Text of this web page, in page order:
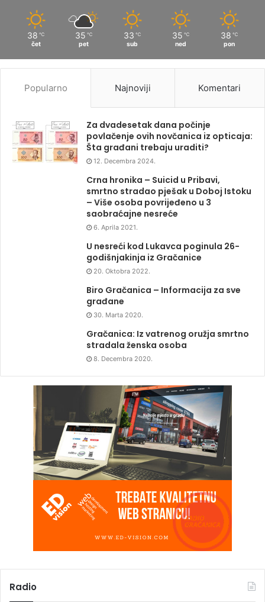
38 ℃
čet
35 ℃
pet
33 ℃
sub
35 ℃
ned
38 ℃
pon
Popularno Najnoviji Komentari
Za dvadesetak dana počinje
povlačenje ovih novčanica iz opticaja:
Šta građani trebaju uraditi?
12. Decembra 2024.
Crna hronika – Suicid u Pribavi,
smrtno stradao pješak u Doboj Istoku
– Više osoba povrijeđeno u 3
saobraćajne nesreće
6. Aprila 2021.
U nesreći kod Lukavca poginula 26-
godišnjakinja iz Gračanice
20. Oktobra 2022.
Biro Gračanica – Informacija za sve
građane
30. Marta 2020.
Gračanica: Iz vatrenog oružja smrtno
stradala ženska osoba
8. Decembra 2020.
Radio